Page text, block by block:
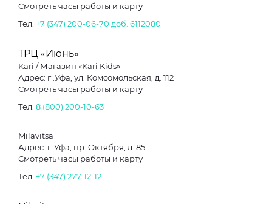
Смотреть часы работы и карту
Тел. +7 (347) 200-06-70 доб. 6112080
ТРЦ «Июнь»
Kari / Магазин «Kari Kids»
Адрес: г .Уфа, ул. Комсомольская, д. 112
Смотреть часы работы и карту
Тел. 8 (800) 200-10-63
Milavitsa
Адрес: г. Уфа, пр. Октября, д. 85
Смотреть часы работы и карту
Тел. +7 (347) 277-12-12